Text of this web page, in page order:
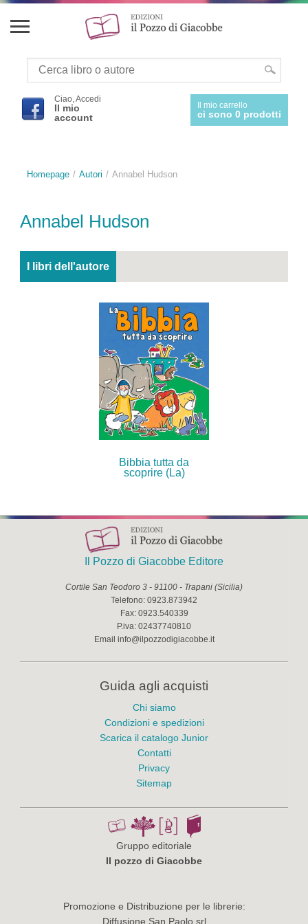
Ciao, Accedi
Il mio
account
Il mio carrello
ci sono 0 prodotti
Homepage Autori Annabel Hudson
Annabel Hudson
I libri dell'autore
Bibbia tutta da
scoprire (La)
Il Pozzo di Giacobbe Editore
Cortile San Teodoro 3 - 91100 - Trapani (Sicilia)
Telefono: 0923.873942
Fax: 0923.540339
P.iva: 02437740810
Email info@ilpozzodigiacobbe.it
Guida agli acquisti
Chi siamo
Condizioni e spedizioni
Scarica il catalogo Junior
Contatti
Privacy
Sitemap
Gruppo editoriale
Il pozzo di Giacobbe
Promozione e Distribuzione per le librerie:
Diffusione San Paolo srl